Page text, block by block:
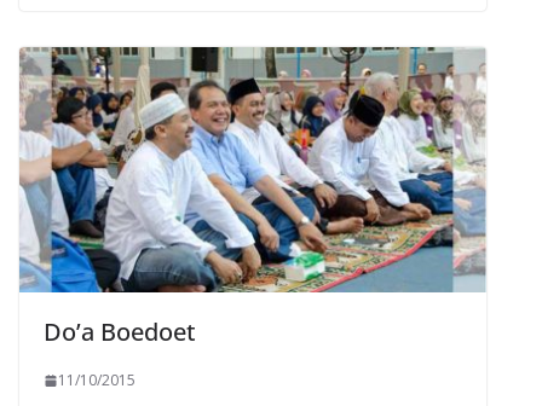
Do’a Boedoet
11/10/2015